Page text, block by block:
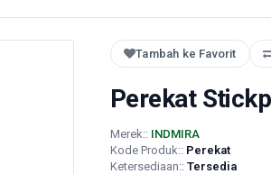
Tambah ke Favorit
Perekat
Merek:: INDMIRA
Kode Produk:: Perekat
Ketersediaan:: Tersedia